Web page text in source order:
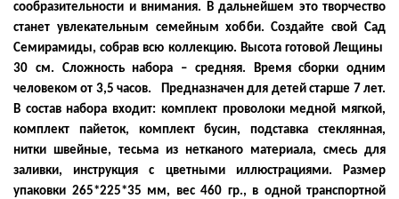
сообразительности и внимания. В дальнейшем это творчество
станет увлекательным семейным хобби. Создайте свой Сад
Семирамиды, собрав всю коллекцию. Высота готовой Лещины
30 см. Сложность набора – средняя. Время сборки одним
человеком от 3,5 часов. Предназначен для детей старше 7 лет.
В состав набора входит: комплект проволоки медной мягкой,
комплект пайеток, комплект бусин, подставка стеклянная,
нитки швейные, тесьма из нетканого материала, смесь для
заливки, инструкция с цветными иллюстрациями. Размер
упаковки 265*225*35 мм, вес 460 гр., в одной транспортной